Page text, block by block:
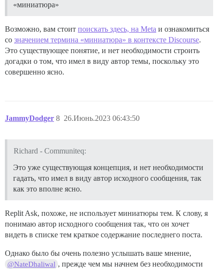
«миниатюра»
Возможно, вам стоит поискать здесь, на Meta и ознакомиться
со значением термина «миниатюра» в контексте Discourse.
Это существующее понятие, и нет необходимости строить
догадки о том, что имел в виду автор темы, поскольку это
совершенно ясно.
JammyDodger 26.Июнь.2023 06:43:50
8
Richard - Communiteq:
Это уже существующая концепция, и нет необходимости
гадать, что имел в виду автор исходного сообщения, так
как это вполне ясно.
Replit Ask, похоже, не использует миниатюры тем. К слову, я
понимаю автор исходного сообщения так, что он хочет
видеть в списке тем краткое содержание последнего поста.
Однако было бы очень полезно услышать ваше мнение,
@NateDhaliwal , прежде чем мы начнем без необходимости